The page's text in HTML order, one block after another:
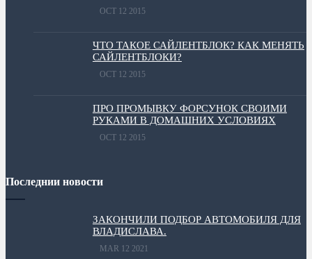
OCT 12 2015
ЧТО ТАКОЕ САЙЛЕНТБЛОК? КАК МЕНЯТЬ
САЙЛЕНТБЛОКИ?
OCT 12 2015
ПРО ПРОМЫВКУ ФОРСУНОК СВОИМИ
РУКАМИ В ДОМАШНИХ УСЛОВИЯХ
OCT 12 2015
Последнии новости
ЗАКОНЧИЛИ ПОДБОР АВТОМОБИЛЯ ДЛЯ
ВЛАДИСЛАВА.
MAR 12 2021